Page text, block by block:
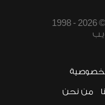
جميع الحقوق محفوظة © 2026 - 1998
من نحن